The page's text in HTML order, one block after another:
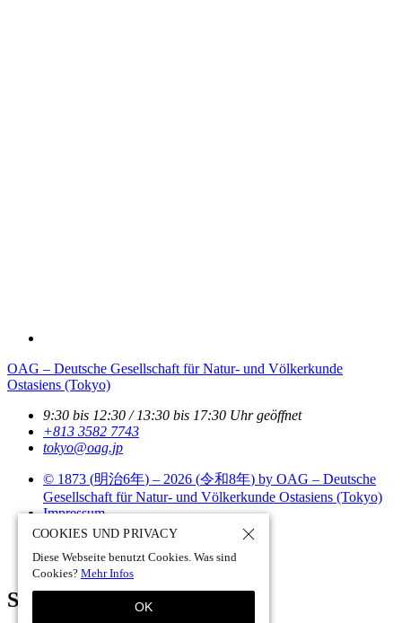
OAG – Deutsche Gesellschaft für Natur- und Völkerkunde
Ostasiens (Tokyo)
9:30 bis 12:30 / 13:30 bis 17:30 Uhr geöffnet
+813 3582 7743
tokyo­@­oag­.­jp
© 1873 (明治6年) – 2026 (令和8年) by OAG – Deutsche
Gesellschaft für Natur- und Völkerkunde Ostasiens (Tokyo)
Impressum
Datenschutz
Site by piichi.com - tokyo - japan
Suchen
COOKIES UND PRIVACY
Diese Webseite benutzt Cookies. Was sind
Cookies? Mehr Infos
OK